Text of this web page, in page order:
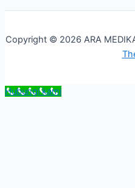
Copyright © 2026 ARA
Hubungi kami